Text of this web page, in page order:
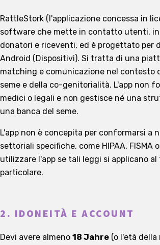
RattleStork (l'applicazione concessa in
software che mette in contatto utenti,
donatori e riceventi, ed è progettato per
Android (Dispositivi). Si tratta di una
matching e comunicazione nel contesto
seme e della co-genitorialità. L'app non
medici o legali e non gestisce né una
una banca del seme.
L'app non è concepita per conformarsi a
settoriali specifiche, come HIPAA, FISMA
utilizzare l'app se tali leggi si applicano al
particolare.
2. IDONEITÀ E ACCOUNT
Devi avere almeno 18 Jahre (o l'età della